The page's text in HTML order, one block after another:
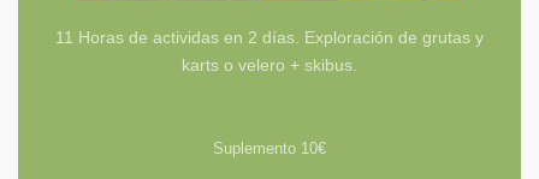
11 Horas de actividas en 2 días. Exploración de grutas y
karts o velero + skibus.
Suplemento 10€